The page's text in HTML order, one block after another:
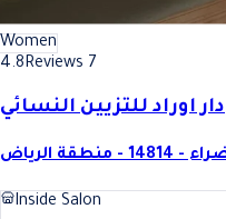
Women
4.8Reviews 7
دار اوراد للتزيين النسائي
Inside Salon